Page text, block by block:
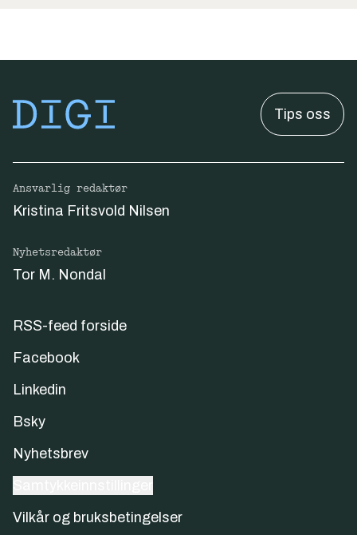
Tips oss
Ansvarlig redaktør
Kristina Fritsvold Nilsen
Nyhetsredaktør
Tor M. Nondal
RSS-feed forside
Facebook
Linkedin
Bsky
Nyhetsbrev
Vilkår og bruksbetingelser